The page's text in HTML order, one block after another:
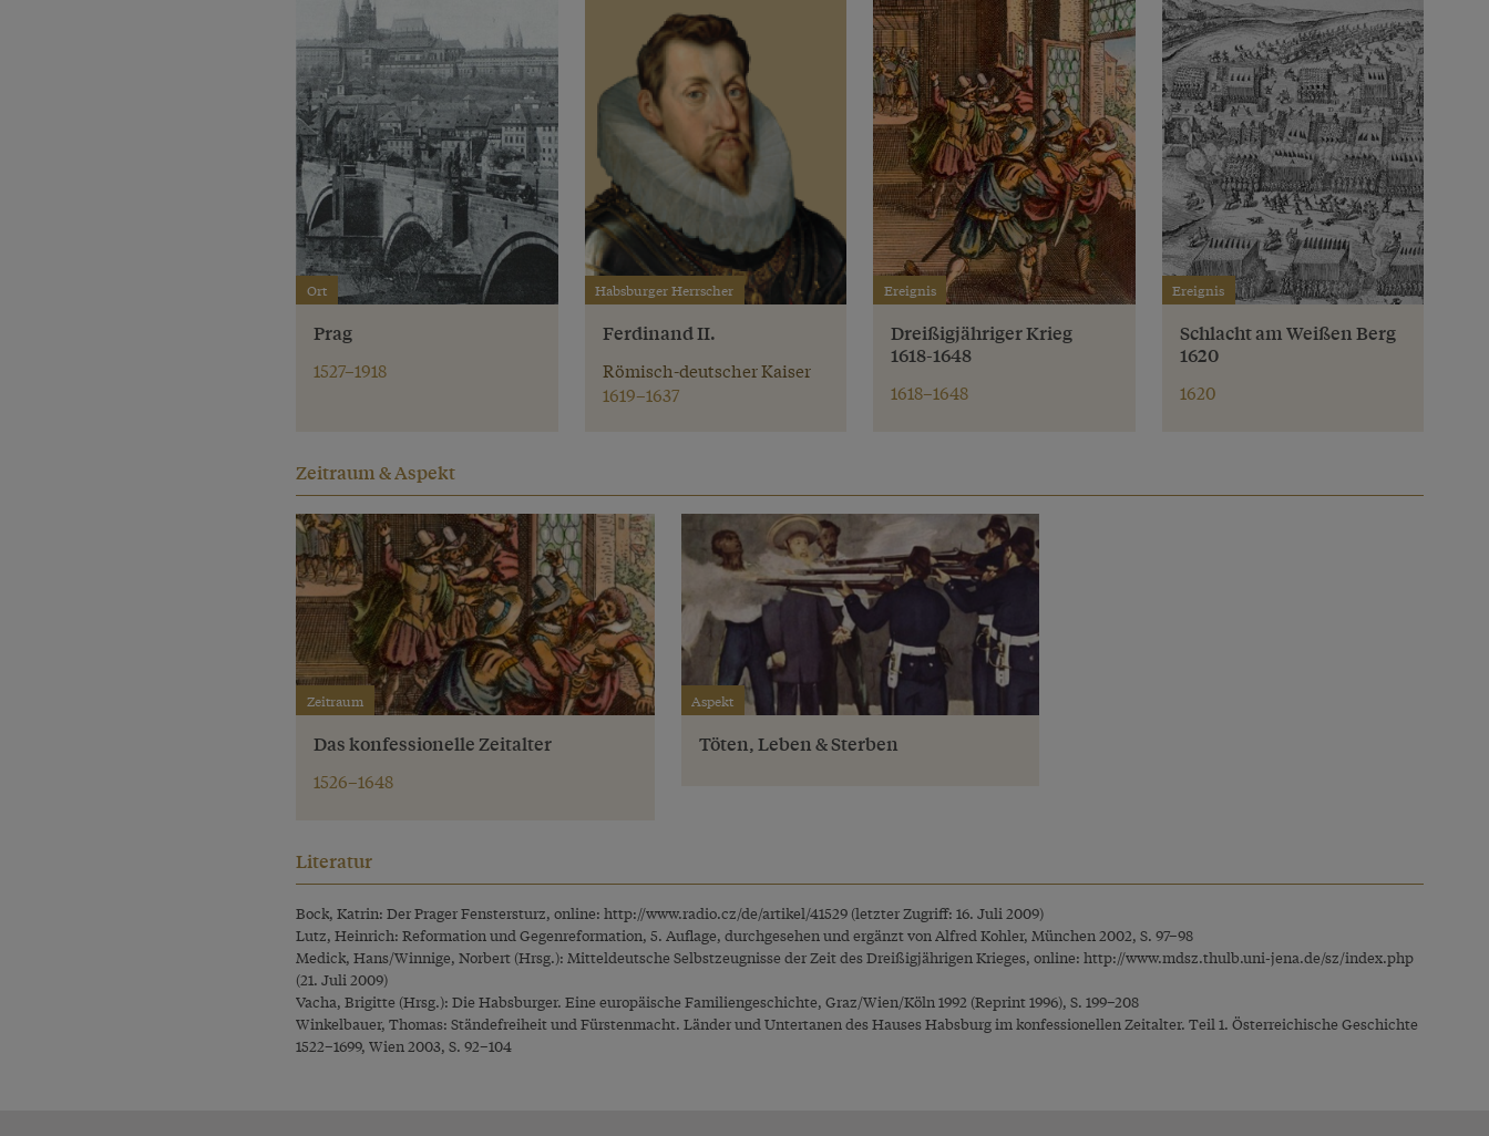
Ort
Prag
1527–1918
Habsburger Herrscher
Ferdinand II.
Römisch-deutscher Kaiser
1619–1637
Ereignis
Dreißigjähriger Krieg
1618-1648
1618–1648
Ereignis
Schlacht am Weißen Berg
1620
1620
Zeitraum & Aspekt
Zeitraum
Das konfessionelle Zeitalter
1526–1648
Aspekt
Töten, Leben & Sterben
Literatur
Bock, Katrin: Der Prager Fenstersturz, online:http://www.radio.cz/de/artikel/41529 (letzter Zugriff: 16. Juli 2009)
Lutz, Heinrich: Reformation und Gegenreformation, 5. Auflage, durchgesehen und ergänzt von Alfred Kohler, München 2002, S. 97–98
Medick, Hans/Winnige, Norbert (Hrsg.): Mitteldeutsche Selbstzeugnisse der Zeit des Dreißigjährigen Krieges, online:http://www.mdsz.thulb.uni-jena.de/sz/index.php
(21. Juli 2009)
Vacha, Brigitte (Hrsg.): Die Habsburger. Eine europäische Familiengeschichte, Graz/Wien/Köln 1992 (Reprint 1996), S. 199–208
Winkelbauer, Thomas: Ständefreiheit und Fürstenmacht. Länder und Untertanen des Hauses Habsburg im konfessionellen Zeitalter. Teil 1. Österreichische Geschichte
1522–1699, Wien 2003, S. 92–104